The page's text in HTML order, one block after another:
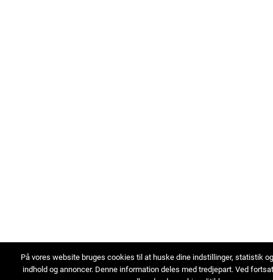
På vores website bruges cookies til at huske dine indstillinger, statistik
indhold og annoncer. Denne information deles med tredjepart. Ved